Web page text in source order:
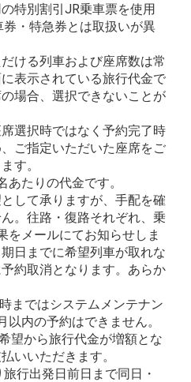
特別割引JR乗車票を使用
・特急券とは取扱いが異
ける列車および座席数は常
表示されている旅行代金で
場合、選択できないことが
選択時ではなく予約完了時
ご指定いただいた座席をご
す。
あたりの代金です。
して承りますが、手配を確
。往路・復路それぞれ、乗
をメールにてお知らせしま
日までに希望列車が取れな
約取消となります。あらか
まではシステムメンテナン
以内の予約はできません。
望から旅行代金が増額とな
いいただきます。
行出発日前日まで同日・